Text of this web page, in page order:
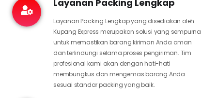
Layanan Packing Lengkap
Layanan Packing Lengkap yang disediakan oleh
Kupang Express merupakan solusi yang sempurna
untuk memastikan barang kiriman Anda aman
dan terlindungi selama proses pengiriman. Tim
profesional kami akan dengan hati-hati
membungkus dan mengemas barang Anda
sesuai standar packing yang baik.